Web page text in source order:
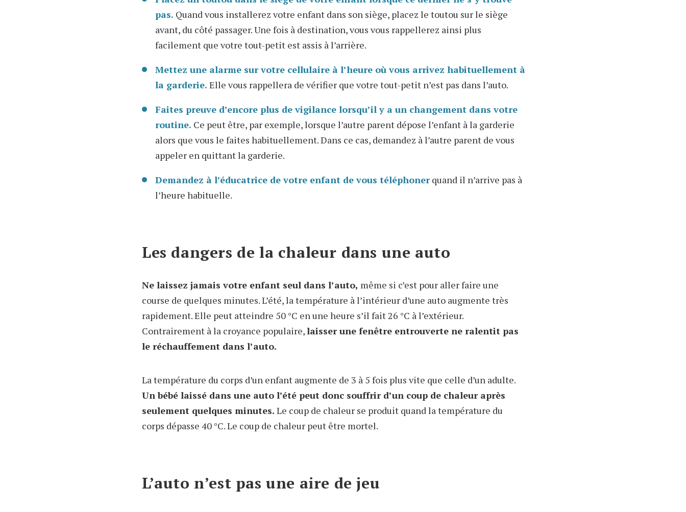
pas. Quand vous installerez votre enfant dans son siège, placez le toutou sur le siège
avant, du côté passager. Une fois à destination, vous vous rappellerez ainsi plus
facilement que votre tout-petit est assis à l’arrière.
Mettez une alarme sur votre cellulaire à l’heure où vous arrivez habituellement à
la garderie. Elle vous rappellera de vérifier que votre tout-petit n’est pas dans l’auto.
Faites preuve d’encore plus de vigilance lorsqu’il y a un changement dans votre
routine. Ce peut être, par exemple, lorsque l’autre parent dépose l’enfant à la garderie
alors que vous le faites habituellement. Dans ce cas, demandez à l’autre parent de vous
appeler en quittant la garderie.
Demandez à l’éducatrice de votre enfant de vous téléphonerquand il n’arrive pas à
l’heure habituelle.
Les dangers de la chaleur dans une auto
Ne laissez jamais votre enfant seul dans l’auto, même si c’est pour aller faire une
course de quelques minutes. L’été, la température à l’intérieur d’une auto augmente très
rapidement. Elle peut atteindre 50 °C en une heure s’il fait 26 °C à l’extérieur.
Contrairement à la croyance populaire,laisser une fenêtre entrouverte ne ralentit pas
le réchauffement dans l’auto.
La température du corps d’un enfant augmente de 3 à 5 fois plus vite que celle d’un adulte.
Un bébé laissé dans une auto l’été peut donc souffrir d’un coup de chaleur après
seulement quelques minutes. Le coup de chaleur se produit quand la température du
corps dépasse 40 °C. Le coup de chaleur peut être mortel.
L’auto n’est pas une aire de jeu